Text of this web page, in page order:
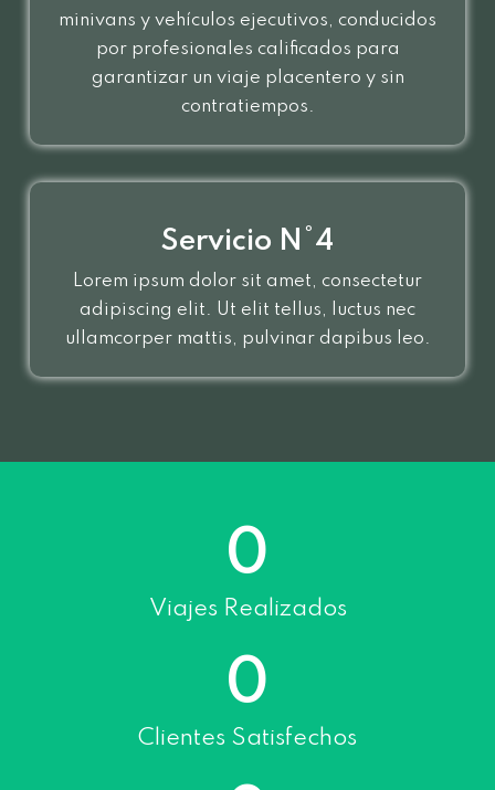
minivans y vehículos ejecutivos, conducidos
por profesionales calificados para
garantizar un viaje placentero y sin
contratiempos.
Servicio N°4
Lorem ipsum dolor sit amet, consectetur
adipiscing elit. Ut elit tellus, luctus nec
ullamcorper mattis, pulvinar dapibus leo.
0
Viajes Realizados
0
Clientes Satisfechos